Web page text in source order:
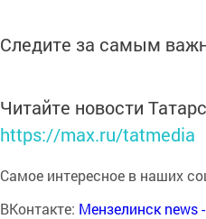
Следите за самым
Читайте новости
https://max.ru/tatmedia
Самое интересное в наших
ВКонтакте: Мензелинск news